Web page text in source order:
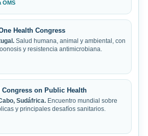
OMS
Health Congress
Salud humana, animal y ambiental, con
y resistencia antimicrobiana.
Congress on Public Health
Sudáfrica. Encuentro mundial sobre
y principales desafíos sanitarios.